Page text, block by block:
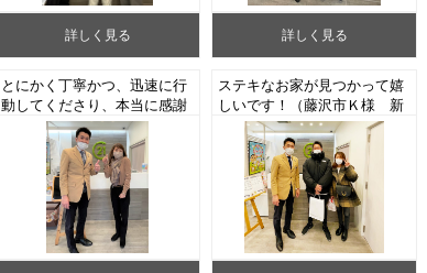
詳しく見る 詳しく見る
とにかく丁寧かつ、迅速に行
動してくださり、本当に感謝
しております。（八王子市M
様 中古マンションご売却）
ステキなお家が見つかって嬉
しいです！（藤沢市Ｋ様 新
築戸建てご成約）